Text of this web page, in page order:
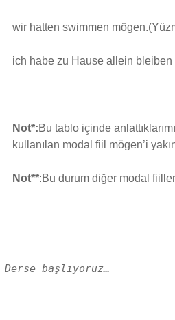
wir hatten swimmen
ich habe zu Hause allein
Not*:Bu tablo içinde
kullanılan modal fiil mögen’i
Not**:Bu durum diğer modal
Derse başlıyoruz…